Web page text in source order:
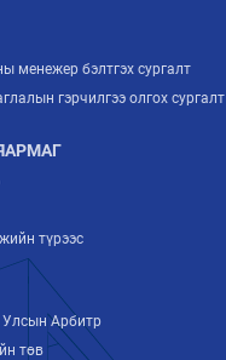
менежер бэлтгэх сургалт
гэрчилгээ олгох сургалт
түрээс
Арбитр
төв